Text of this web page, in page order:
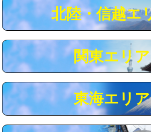
給水管工事※（ライニング鋼管・銅
管・ポリ管・HT管使用/3ｍ超え)
マス交換（土の掘削・埋め戻し作業）
マス交換（深さ50㎝未満）
マス交換（深さ50㎝以上）
コンクリート斫り（厚さ10㎝まで）
コンクリート斫り（厚さ10㎝超え）
北陸・信越エ
関東エリア
東海エリア